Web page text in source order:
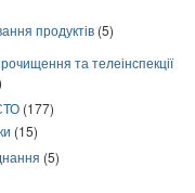
продуктів (5)
та телеінспекції
(177)
(15)
(5)